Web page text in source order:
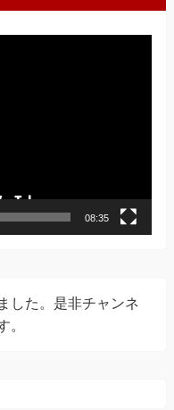
08:35
した。是非チャンネ
。